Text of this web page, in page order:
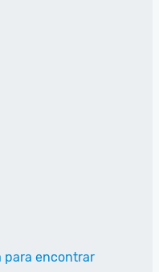
para encontrar